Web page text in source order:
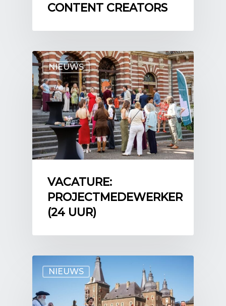
CONTENT CREATORS
NIEUWS
VACATURE:
PROJECTMEDEWERKER
(24 UUR)
NIEUWS